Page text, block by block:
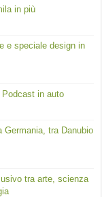
in più
e speciale design in
in auto
Germania, tra Danubio
tra arte, scienza